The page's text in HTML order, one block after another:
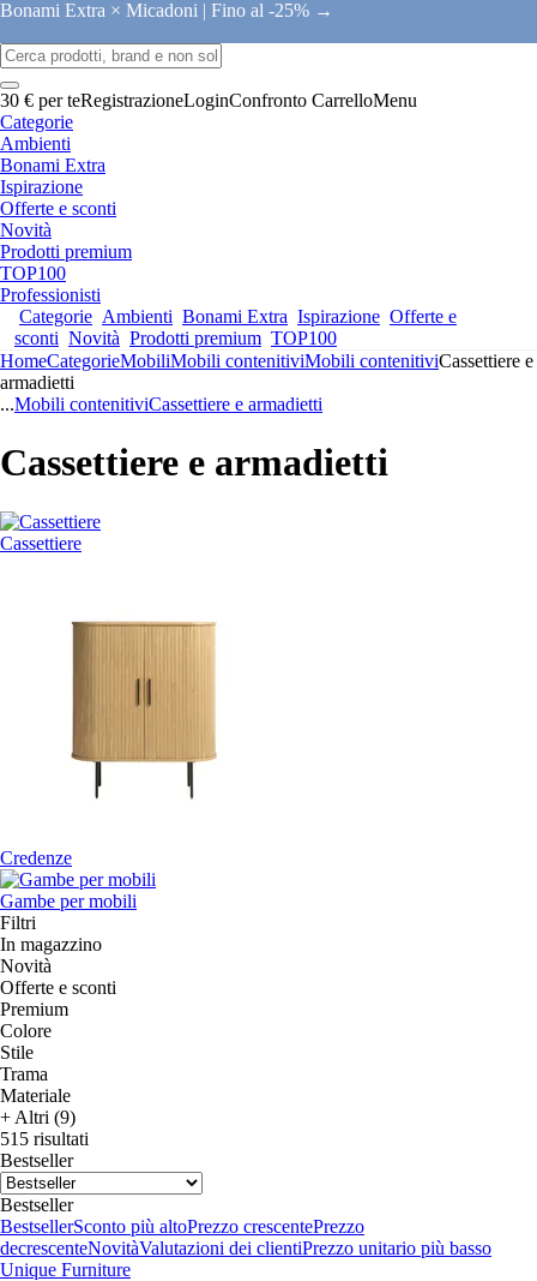
Bonami Extra × Micadoni | Fino al -25% →
30 € per teRegistrazioneLoginConfronto CarrelloMenu
Categorie
Ambienti
Bonami Extra
Ispirazione
Offerte e sconti
Novità
Prodotti premium
TOP100
Professionisti
Categorie Ambienti Bonami Extra Ispirazione Offerte e
sconti Novità Prodotti premium TOP100
HomeCategorieMobiliMobili contenitiviMobili contenitiviCassettiere e
armadietti
...Mobili contenitiviCassettiere e armadietti
Cassettiere e armadietti
Cassettiere
Credenze
Gambe per mobili
Filtri
In magazzino
Novità
Offerte e sconti
Premium
Colore
Stile
Trama
Materiale
+ Altri (9)
515 risultati
Bestseller
Bestseller
BestsellerSconto più altoPrezzo crescentePrezzo
decrescenteNovitàValutazioni dei clientiPrezzo unitario più basso
Unique Furniture